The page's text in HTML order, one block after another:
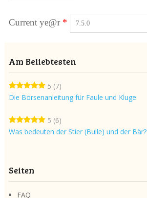
Current ye@r *
Am Beliebtesten
5 (7)
Die Börsenanleitung für Faule und Kluge
5 (6)
Was bedeuten der Stier (Bulle) und der Bär?
Seiten
FAQ